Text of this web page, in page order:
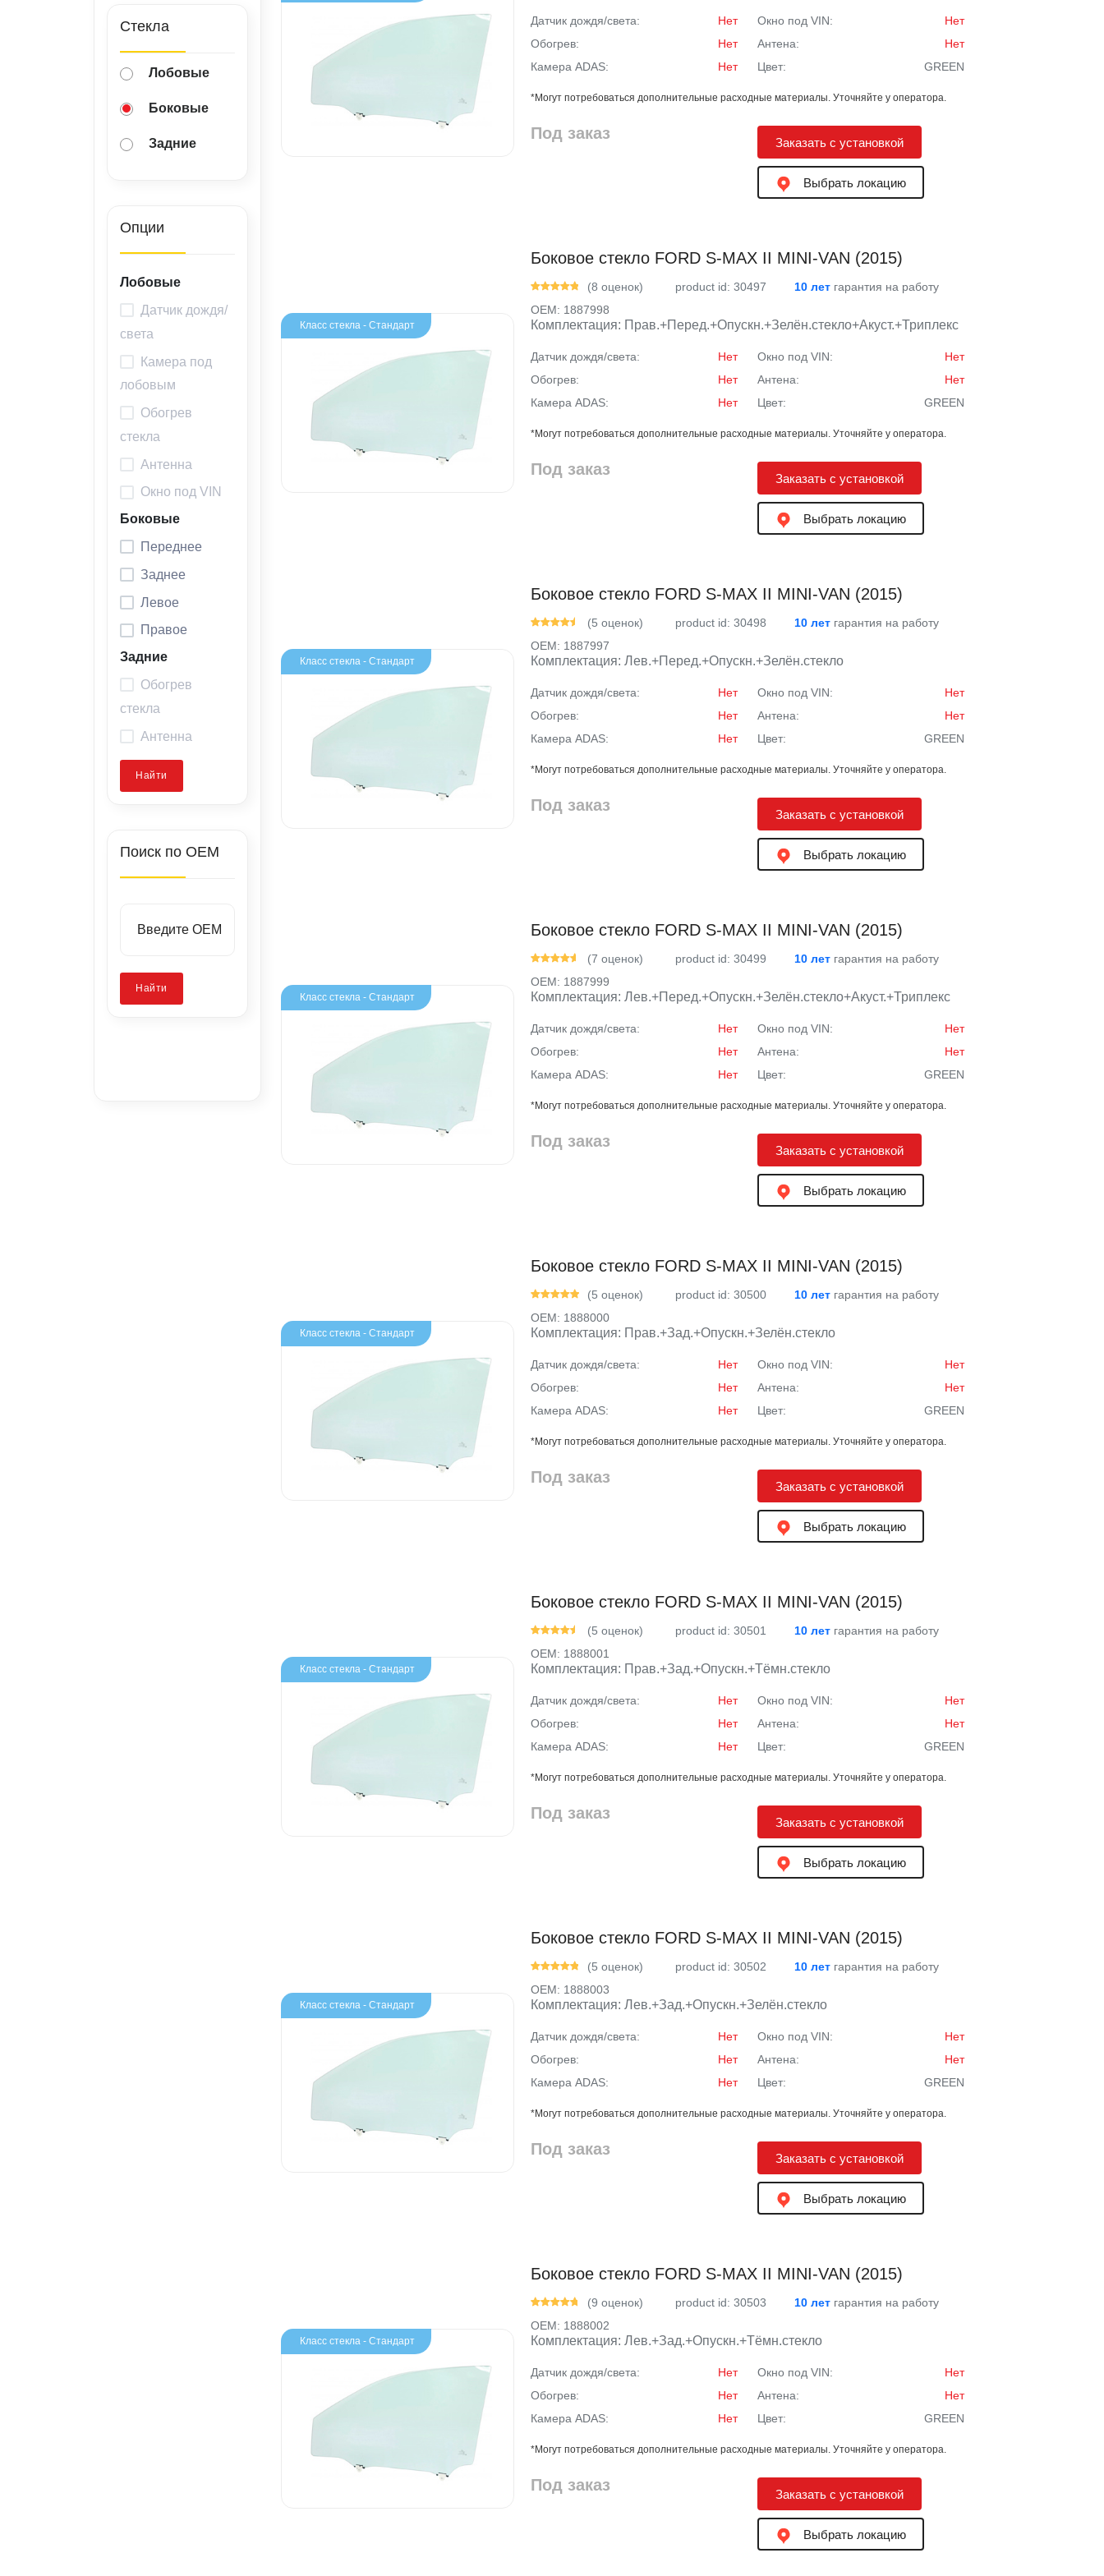
Датчик дождя/света: Нет Окно под VIN:
Нет
Обогрев:
Нет Антена:
Нет
Камера ADAS:
Нет Цвет: GREEN
*Могут потребоваться дополнительные расходные материалы. Уточняйте у оператора.
Под заказ
Заказать с установкой
Выбрать локацию
Класс стекла - Стандарт
Боковое стекло FORD S-MAX II MINI-VAN (2015)
(8 оценок) product id: 30497 10 лет гарантия на работу
OEM: 1887998
Комплектация: Прав.+Перед.+Опускн.+Зелён.стекло+Акуст.+Триплекс
Датчик дождя/света: Нет Окно под VIN:
Нет
Обогрев:
Нет Антена:
Нет
Камера ADAS:
Нет Цвет: GREEN
*Могут потребоваться дополнительные расходные материалы. Уточняйте у оператора.
Под заказ
Заказать с установкой
Выбрать локацию
Класс стекла - Стандарт
Боковое стекло FORD S-MAX II MINI-VAN (2015)
(5 оценок) product id: 30498 10 лет гарантия на работу
OEM: 1887997
Комплектация: Лев.+Перед.+Опускн.+Зелён.стекло
Датчик дождя/света: Нет Окно под VIN:
Нет
Обогрев:
Нет Антена:
Нет
Камера ADAS:
Нет Цвет: GREEN
*Могут потребоваться дополнительные расходные материалы. Уточняйте у оператора.
Под заказ
Заказать с установкой
Выбрать локацию
Класс стекла - Стандарт
Боковое стекло FORD S-MAX II MINI-VAN (2015)
(7 оценок) product id: 30499 10 лет гарантия на работу
OEM: 1887999
Комплектация: Лев.+Перед.+Опускн.+Зелён.стекло+Акуст.+Триплекс
Датчик дождя/света: Нет Окно под VIN:
Нет
Обогрев:
Нет Антена:
Нет
Камера ADAS:
Нет Цвет: GREEN
*Могут потребоваться дополнительные расходные материалы. Уточняйте у оператора.
Под заказ
Заказать с установкой
Выбрать локацию
Класс стекла - Стандарт
Боковое стекло FORD S-MAX II MINI-VAN (2015)
(5 оценок) product id: 30500 10 лет гарантия на работу
OEM: 1888000
Комплектация: Прав.+Зад.+Опускн.+Зелён.стекло
Датчик дождя/света: Нет Окно под VIN:
Нет
Обогрев:
Нет Антена:
Нет
Камера ADAS:
Нет Цвет: GREEN
*Могут потребоваться дополнительные расходные материалы. Уточняйте у оператора.
Под заказ
Заказать с установкой
Выбрать локацию
Класс стекла - Стандарт
Боковое стекло FORD S-MAX II MINI-VAN (2015)
(5 оценок) product id: 30501 10 лет гарантия на работу
OEM: 1888001
Комплектация: Прав.+Зад.+Опускн.+Тёмн.стекло
Датчик дождя/света: Нет Окно под VIN:
Нет
Обогрев:
Нет Антена:
Нет
Камера ADAS:
Нет Цвет: GREEN
*Могут потребоваться дополнительные расходные материалы. Уточняйте у оператора.
Под заказ
Заказать с установкой
Выбрать локацию
Класс стекла - Стандарт
Боковое стекло FORD S-MAX II MINI-VAN (2015)
(5 оценок) product id: 30502 10 лет гарантия на работу
OEM: 1888003
Комплектация: Лев.+Зад.+Опускн.+Зелён.стекло
Датчик дождя/света: Нет Окно под VIN:
Нет
Обогрев:
Нет Антена:
Нет
Камера ADAS:
Нет Цвет: GREEN
*Могут потребоваться дополнительные расходные материалы. Уточняйте у оператора.
Под заказ
Заказать с установкой
Выбрать локацию
Класс стекла - Стандарт
Боковое стекло FORD S-MAX II MINI-VAN (2015)
(9 оценок) product id: 30503 10 лет гарантия на работу
OEM: 1888002
Комплектация: Лев.+Зад.+Опускн.+Тёмн.стекло
Датчик дождя/света: Нет Окно под VIN:
Нет
Обогрев:
Нет Антена:
Нет
Камера ADAS:
Нет Цвет: GREEN
*Могут потребоваться дополнительные расходные материалы. Уточняйте у оператора.
Под заказ
Заказать с установкой
Выбрать локацию
Стекла
Лобовые
Боковые
Задние
Опции
Лобовые
Датчик дождя/
света
Камера под
лобовым
Обогрев
стекла
Антенна
Окно под VIN
Боковые
Переднее
Заднее
Левое
Правое
Задние
Обогрев
стекла
Антенна
Найти
Поиск по OEM
Найти
Заводские